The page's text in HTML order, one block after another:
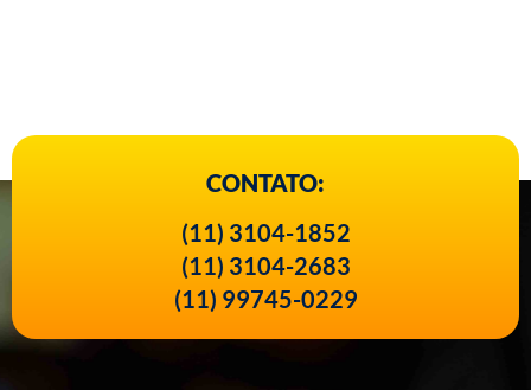
CONTATO:
(11) 3104-1852
(11) 3104-2683
(11) 99745-0229